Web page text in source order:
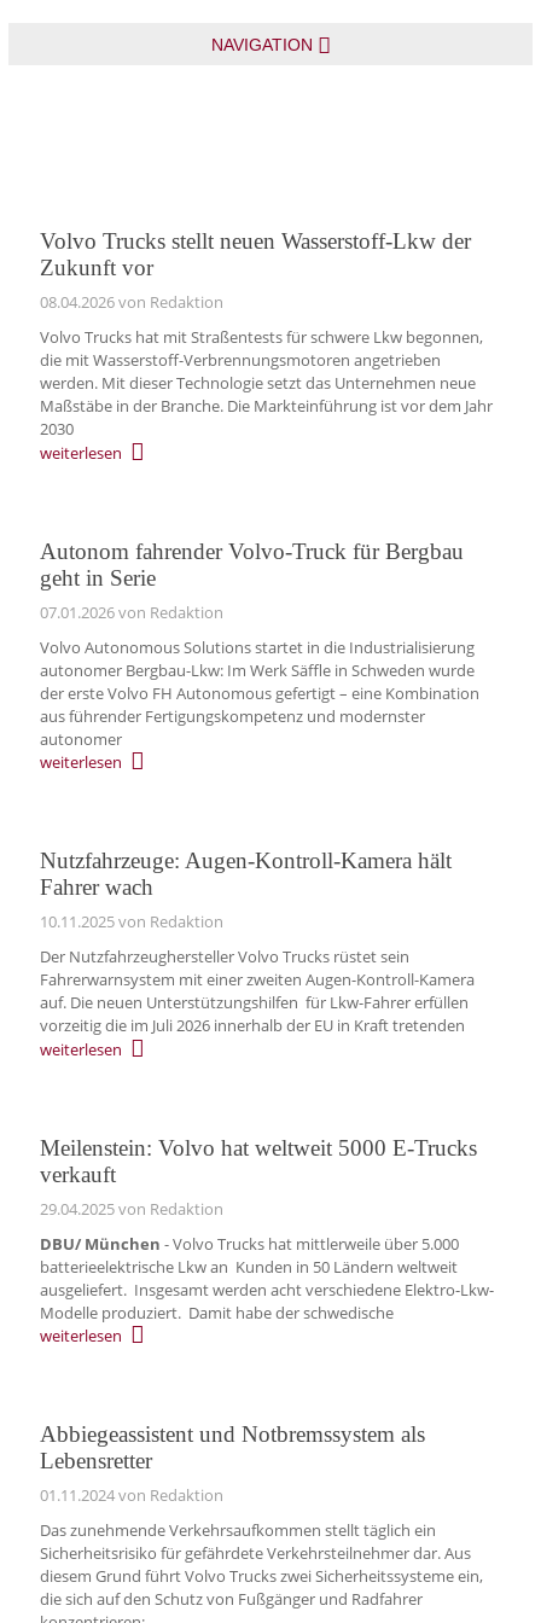
NAVIGATION
Volvo Trucks stellt neuen Wasserstoff‑Lkw der
Zukunft vor
08.04.2026von Redaktion
Volvo Trucks hat mit Straßentests für schwere Lkw begonnen,
die mit Wasserstoff-Verbrennungsmotoren angetrieben
werden. Mit dieser Technologie setzt das Unternehmen neue
Maßstäbe in der Branche. Die Markteinführung ist vor dem Jahr
2030
weiterlesen
Autonom fahrender Volvo-Truck für Bergbau
geht in Serie
07.01.2026von Redaktion
Volvo Autonomous Solutions startet in die Industrialisierung
autonomer Bergbau-Lkw: Im Werk Säffle in Schweden wurde
der erste Volvo FH Autonomous gefertigt – eine Kombination
aus führender Fertigungskompetenz und modernster
autonomer
weiterlesen
Nutzfahrzeuge: Augen-Kontroll-Kamera hält
Fahrer wach
10.11.2025von Redaktion
Der Nutzfahrzeughersteller Volvo Trucks rüstet sein
Fahrerwarnsystem mit einer zweiten Augen-Kontroll-Kamera
auf. Die neuen Unterstützungshilfen für Lkw-Fahrer erfüllen
vorzeitig die im Juli 2026 innerhalb der EU in Kraft tretenden
weiterlesen
Meilenstein: Volvo hat weltweit 5000 E-Trucks
verkauft
29.04.2025von Redaktion
DBU/ München - Volvo Trucks hat mittlerweile über 5.000
batterieelektrische Lkw an Kunden in 50 Ländern weltweit
ausgeliefert. Insgesamt werden acht verschiedene Elektro-Lkw-
Modelle produziert. Damit habe der schwedische
weiterlesen
Abbiegeassistent und Notbremssystem als
Lebensretter
01.11.2024von Redaktion
Das zunehmende Verkehrsaufkommen stellt täglich ein
Sicherheitsrisiko für gefährdete Verkehrsteilnehmer dar. Aus
diesem Grund führt Volvo Trucks zwei Sicherheitssysteme ein,
die sich auf den Schutz von Fußgänger und Radfahrer